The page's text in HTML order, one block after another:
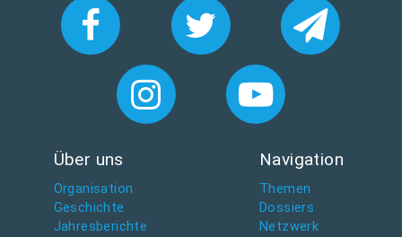
Über uns
Organisation
Geschichte
Jahresberichte
Navigation
Themen
Dossiers
Netzwerk